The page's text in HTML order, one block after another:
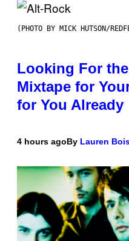
(PHOTO BY MICK HUTSON/
Looking For
Mixtape for
for You Already
4 hours agoBy Lauren